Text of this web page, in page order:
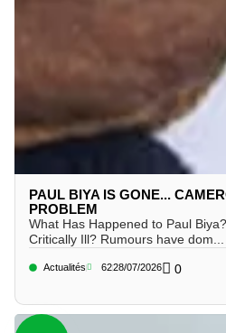
PAUL BIYA IS GONE...
PROBLEM
What Has Happened to Paul
Critically Ill? Rumours have dom...
Actualités 6228/07/2026 0